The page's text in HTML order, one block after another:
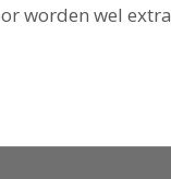
worden wel